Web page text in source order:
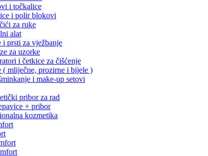
i točkalice
i polir blokovi
za ruke
alat
i prsti za vježbanje
za uzorke
i četkice za čišćenje
( mliječne, prozirne i bijele )
i make-up setovi
pribor za rad
+ pribor
kozmetika